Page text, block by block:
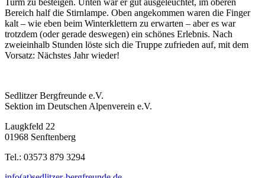
Bereich half die Stirnlampe. Oben angekommen waren die Finger
kalt – wie eben beim Winterklettern zu erwarten – aber es war
trotzdem (oder gerade deswegen) ein schönes Erlebnis. Nach
zweieinhalb Stunden löste sich die Truppe zufrieden auf, mit dem
Vorsatz: Nächstes Jahr wieder!
Sedlitzer Bergfreunde e.V.
Sektion im Deutschen Alpenverein e.V.
Laugkfeld 22
01968 Senftenberg
Tel.: 03573 879 3294